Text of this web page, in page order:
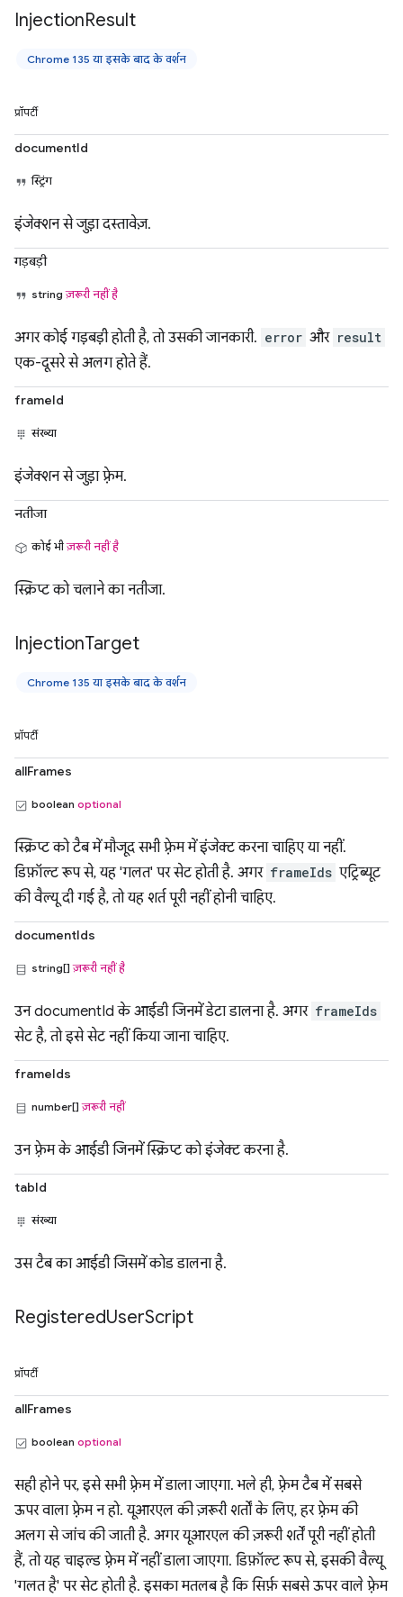
InjectionResult
Chrome 135 या इसके बाद के वर्शन
प्रॉपर्टी
documentId
स्ट्रिंग
इंजेक्शन से जुड़ा दस्तावेज़.
गड़बड़ी
stringज़रूरी नहीं है
अगर कोई गड़बड़ी होती है, तो उसकी जानकारी. error और result
एक-दूसरे से अलग होते हैं.
frameId
संख्या
इंजेक्शन से जुड़ा फ़्रेम.
नतीजा
कोई भीज़रूरी नहीं है
स्क्रिप्ट को चलाने का नतीजा.
InjectionTarget
Chrome 135 या इसके बाद के वर्शन
प्रॉपर्टी
allFrames
boolean optional
स्क्रिप्ट को टैब में मौजूद सभी फ़्रेम में इंजेक्ट करना चाहिए या नहीं.
डिफ़ॉल्ट रूप से, यह 'गलत' पर सेट होती है. अगर frameIds एट्रिब्यूट
की वैल्यू दी गई है, तो यह शर्त पूरी नहीं होनी चाहिए.
documentIds
string[]ज़रूरी नहीं है
उन documentId के आईडी जिनमें डेटा डालना है. अगर frameIds
सेट है, तो इसे सेट नहीं किया जाना चाहिए.
frameIds
number[]ज़रूरी नहीं
उन फ़्रेम के आईडी जिनमें स्क्रिप्ट को इंजेक्ट करना है.
tabId
संख्या
उस टैब का आईडी जिसमें कोड डालना है.
RegisteredUserScript
प्रॉपर्टी
allFrames
boolean optional
सही होने पर, इसे सभी फ़्रेम में डाला जाएगा. भले ही, फ़्रेम टैब में सबसे
ऊपर वाला फ़्रेम न हो. यूआरएल की ज़रूरी शर्तों के लिए, हर फ़्रेम की
अलग से जांच की जाती है. अगर यूआरएल की ज़रूरी शर्तें पूरी नहीं होती
हैं, तो यह चाइल्ड फ़्रेम में नहीं डाला जाएगा. डिफ़ॉल्ट रूप से, इसकी वैल्यू
'गलत है' पर सेट होती है. इसका मतलब है कि सिर्फ़ सबसे ऊपर वाले फ़्रेम